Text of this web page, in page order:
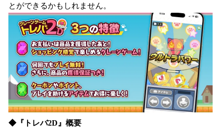
とができるかもしれません。
◆『トレバ2D』概要